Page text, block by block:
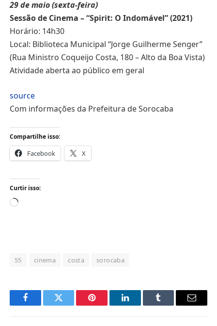
29 de maio (sexta-feira)
Sessão de Cinema – “Spirit: O Indomável” (2021)
Horário: 14h30
Local: Biblioteca Municipal “Jorge Guilherme Senger”
(Rua Ministro Coqueijo Costa, 180 – Alto da Boa Vista)
Atividade aberta ao público em geral
source
Com informações da Prefeitura de Sorocaba
Compartilhe isso:
Facebook X
Curtir isso:
Carregando...
55 cinema costa sorocaba
FacebookTwitter Pinterest LinkedInTumblr Email